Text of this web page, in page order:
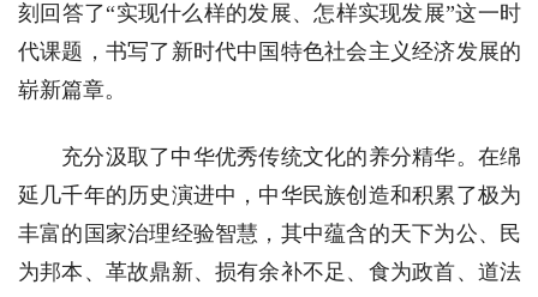
刻回答了“实现什么样的发展、怎样实现发展”这一时
代课题，书写了新时代中国特色社会主义经济发展的
崭新篇章。
充分汲取了中华优秀传统文化的养分精华。在绵
延几千年的历史演进中，中华民族创造和积累了极为
丰富的国家治理经验智慧，其中蕴含的天下为公、民
为邦本、革故鼎新、损有余补不足、食为政首、道法